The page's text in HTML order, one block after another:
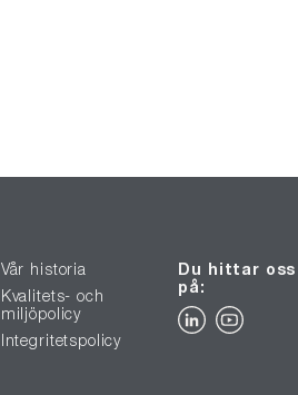
Vår historia
Kvalitets- och
miljöpolicy
Integritetspolicy
Du hittar oss
på: